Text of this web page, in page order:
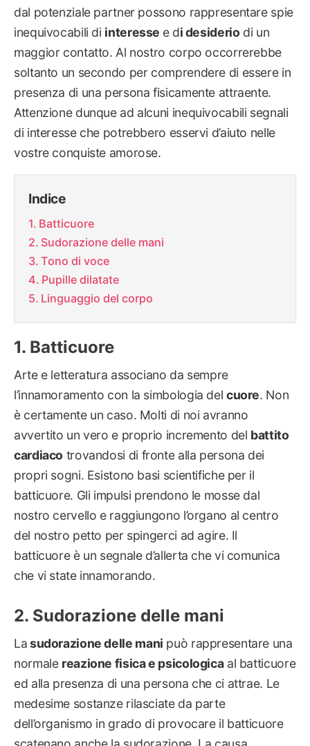
dal potenziale partner possono rappresentare spie
inequivocabili di interesse e di desiderio di un
maggior contatto. Al nostro corpo occorrerebbe
soltanto un secondo per comprendere di essere in
presenza di una persona fisicamente attraente.
Attenzione dunque ad alcuni inequivocabili segnali
di interesse che potrebbero esservi d’aiuto nelle
vostre conquiste amorose.
Indice
Batticuore
Sudorazione delle mani
Tono di voce
Pupille dilatate
Linguaggio del corpo
Batticuore
Arte e letteratura associano da sempre
l’innamoramento con la simbologia del cuore. Non
è certamente un caso. Molti di noi avranno
avvertito un vero e proprio incremento del battito
cardiaco trovandosi di fronte alla persona dei
propri sogni. Esistono basi scientifiche per il
batticuore. Gli impulsi prendono le mosse dal
nostro cervello e raggiungono l’organo al centro
del nostro petto per spingerci ad agire. Il
batticuore è un segnale d’allerta che vi comunica
che vi state innamorando.
Sudorazione delle mani
Lasudorazione delle mani può rappresentare una
normale reazione fisica e psicologicaal batticuore
ed alla presenza di una persona che ci attrae. Le
medesime sostanze rilasciate da parte
dell’organismo in grado di provocare il batticuore